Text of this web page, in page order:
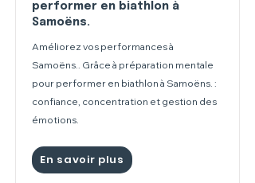
performer en biathlon à
Samoëns.
Améliorez vos performances à
Samoëns.. Grâce à préparation mentale
pour performer en biathlon à Samoëns. :
confiance, concentration et gestion des
émotions.
En savoir plus